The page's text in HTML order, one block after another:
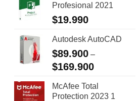
Profesional 2021
$19.990
Autodesk AutoCAD
$89.900 –
$169.900
McAfee Total
Protection 2023 1